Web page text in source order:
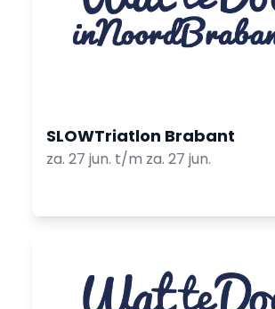
SLOWTriatlon Brabant
za. 27 jun. t/m za. 27 jun.